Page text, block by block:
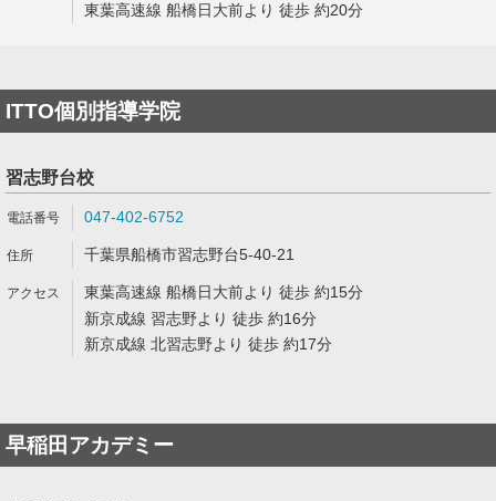
東葉高速線 船橋日大前より 徒歩 約20分
ITTO個別指導学院
習志野台校
047-402-6752
千葉県船橋市習志野台5-40-21
東葉高速線 船橋日大前より 徒歩 約15分
新京成線 習志野より 徒歩 約16分
新京成線 北習志野より 徒歩 約17分
早稲田アカデミー